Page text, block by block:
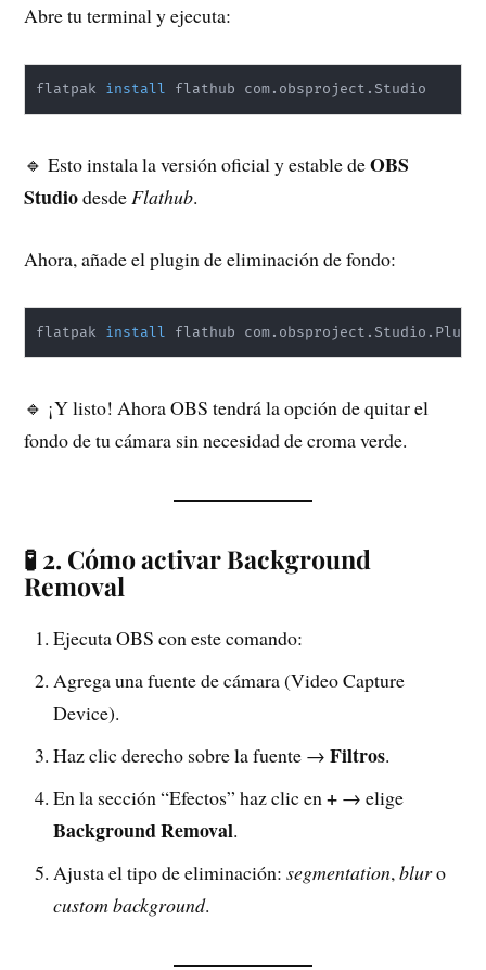
Abre tu terminal y ejecuta:
flatpak install flathub com.obsproject.Studio
🔹 Esto instala la versión oficial y estable deOBS
StudiodesdeFlathub.
Ahora, añade el plugin de eliminación de fondo:
flatpak install flathub
🔹 ¡Y listo! Ahora OBS tendrá la opción de quitar el
fondo de tu cámara sin necesidad de croma verde.
🧪 2. Cómo activar Background
Removal
Ejecuta OBS con este comando:
Agrega una fuente de cámara (Video Capture
Device).
Haz clic derecho sobre la fuente →Filtros.
En la sección “Efectos” haz clic en+ → elige
Background Removal.
Ajusta el tipo de eliminación:segmentation,bluro
custom background.